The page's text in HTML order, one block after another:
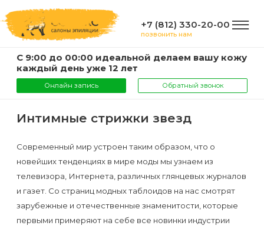
+7 (812) 330-20-00
позвонить нам
С 9:00 до 00:00 идеальной делаем вашу кожу
каждый день уже 12 лет
Онлайн запись Обратный звонок
ГЛАВНАЯ
Услуги
и
цены
Эпиляция
КОМПАНИЯ
О
компании
ИНФОРМАЦИЯ
Интимные стрижки звезд
Современный мир устроен таким образом, что о
новейших тенденциях в мире моды мы узнаем из
телевизора, Интернета, различных глянцевых журналов
и газет. Со страниц модных таблоидов на нас смотрят
зарубежные и отечественные знаменитости, которые
первыми примеряют на себе все новинки индустрии